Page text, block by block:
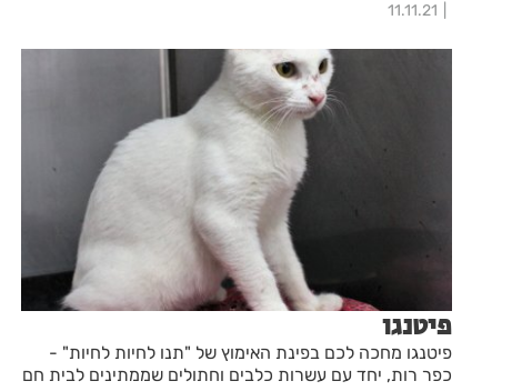
11.11.21
פיטנגו
פיטנגו מחכה לכם בפינת האימוץ של "תנו לחיות לחיות" -
כפר רות, יחד עם עשרות כלבים וחתולים שממתינים לבית חם